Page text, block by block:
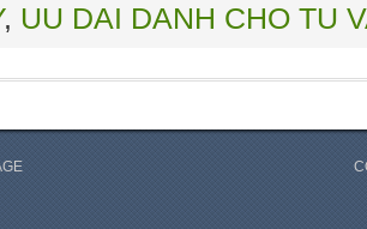
, UU DAI DANH CHO TU